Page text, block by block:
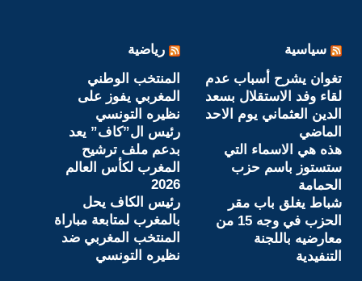
سياسية
تغوان يشرح أسباب عدم
لقاء وفد الاستقلال بسعد
الدين العثماني يوم الاحد
الماضي
هذه هي الاسماء التي
ستستوز باسم حزب
الحمامة
شباط يغلق باب مقر
الحزب في وجه 15 من
معارضيه باللجنة
التنفيدية
رياضية
المنتخب الوطني
المغربي يفوز على
نظيره التونسي
رئيس ال”كاف” يعد
بدعم ملف ترشيح
المغرب لكأس العالم
2026
رئيس الكاف يحل
بالمغرب لمتابعة مباراة
المنتخب المغربي ضد
نظيره التونسي